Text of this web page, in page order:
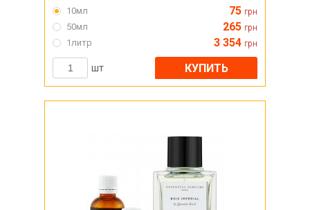
10мл 75 грн
50мл 265 грн
1литр 3 354 грн
шт КУПИТЬ